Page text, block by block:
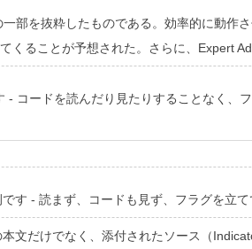
一部を抜粋したものである。効率的に動作
くることが予想された。さらに、Expert
- コードを読んだり見たりすることなく、
す - 読まず、コードも見ず、フラグを立て
文だけでなく、添付されたソース（